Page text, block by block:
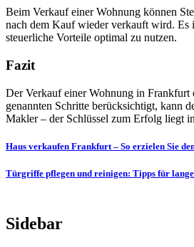
Beim Verkauf einer Wohnung können
nach dem Kauf wieder verkauft wird. Es
steuerliche Vorteile optimal zu nutzen.
Fazit
Der Verkauf einer Wohnung in Frankfurt
genannten Schritte berücksichtigt, kann
Makler – der Schlüssel zum Erfolg liegt
Post
navigation
Haus verkaufen Frankfurt – So erzielen Sie
Türgriffe pflegen und reinigen: Tipps für
Sidebar